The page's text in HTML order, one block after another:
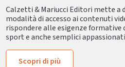
Calzetti & Mariucci Editori mette a
modalità di accesso ai contenuti
rispondere alle esigenze
sport e anche semplici
Scopri di più